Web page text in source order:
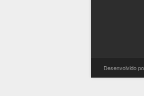
Desenvolvido